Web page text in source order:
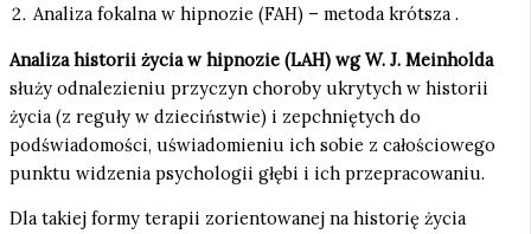
Analiza fokalna w hipnozie (FAH) – metoda krótsza .
Analiza historii życia w hipnozie (LAH) wg W. J. Meinholda
służy odnalezieniu przyczyn choroby ukrytych w historii
życia (z reguły w dzieciństwie) i zepchniętych do
podświadomości, uświadomieniu ich sobie z całościowego
punktu widzenia psychologii głębi i ich przepracowaniu.
Dla takiej formy terapii zorientowanej na historię życia